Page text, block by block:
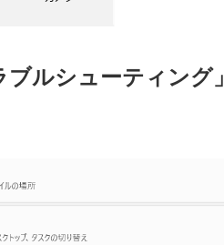
ルシューティング」